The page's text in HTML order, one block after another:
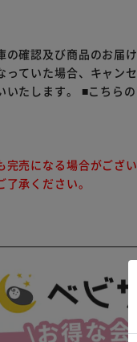
確認及び商品のお届
ていた場合、キャン
たします。 ■こちら
売になる場合がござ
承ください。